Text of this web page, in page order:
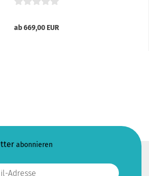
ab 669,00 EUR
abonnieren